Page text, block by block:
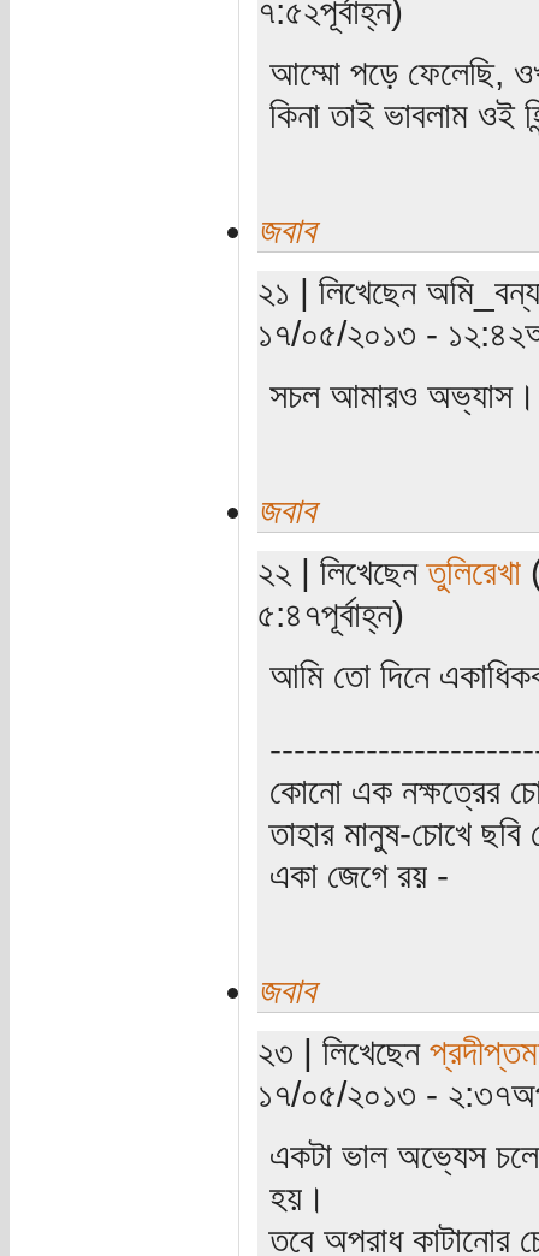
৭:৫২পূর্বাহ্ন)
আম্মো পড়ে ফেলেছি,
কিনা তাই ভাবলাম ওই
জবাব
২১ | লিখেছেন
১৭/০৫/২০১৩ -
সচল আমারও অভ্যাস।
জবাব
২২ | লিখেছেনতুলিরেখা
৫:৪৭পূর্বাহ্ন)
আমি তো দিনে
কোনো এক নক্ষত্রের
তাহার মানুষ-চোখে ছবি
একা জেগে রয় -
জবাব
২৩ | লিখেছেন
১৭/০৫/২০১৩ -
একটা ভাল অভ্যেস চলে
হয়।
তবে অপরাধ কাটানোর